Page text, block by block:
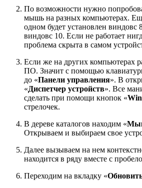
По возможности нужно
мышь на разных компьютерах.
одном будет установлен виндовс
виндовс 10. Если не работает
проблема скрыта в самом
Если же на других компьютерах
ПО. Значит с помощью
до «Панели управления». В
«Диспетчер устройств». Все
сделать при помощи кнопок «Win
стрелочек.
В дереве каталогов находим «
Открываем и выбираем свое
Далее вызываем на нем
находится в ряду вместе с
Переходим на вкладку «